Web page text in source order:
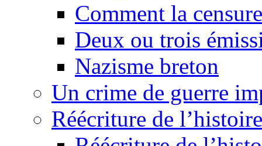
Comment la
Deux ou trois
Nazisme breton
Un crime de guerre
Réécriture de